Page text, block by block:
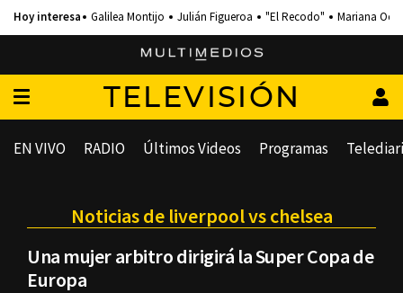
Galilea Montijo Julián Figueroa "El Recodo" Mariana
TELEVISIÓN
EN VIVO RADIO Últimos Videos Programas
Noticias de liverpool vs chelsea
Una mujer arbitro dirigirá la Super Copa de
Europa